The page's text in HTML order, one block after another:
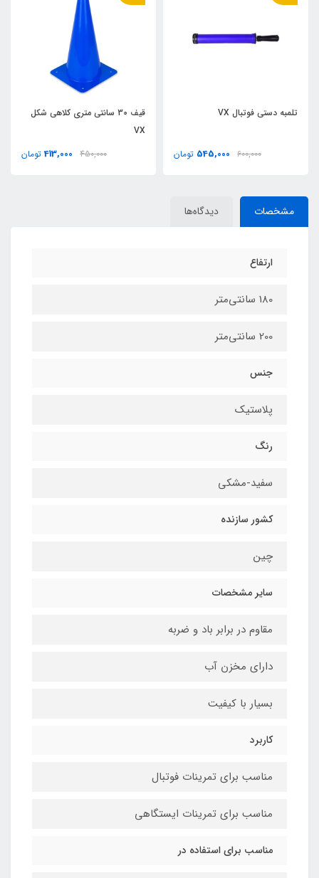
تلمبه دستي فوتبال VX
600,000
545,000 تومان
قيف 30 سانتي متري کلاهي شکل
VX
450,000
413,000 تومان
مشخصات دیدگاه‌ها
ارتفاع
180 سانتی‌متر
200 سانتی‌متر
جنس
پلاستیک
رنگ
سفید-مشکی
کشور سازنده
چین
سایر مشخصات
مقاوم در برابر باد و ضربه
دارای مخزن آب
بسیار با کیفیت
کاربرد
مناسب برای تمرینات فوتبال
مناسب برای تمرینات ایستگاهی
مناسب برای استفاده در